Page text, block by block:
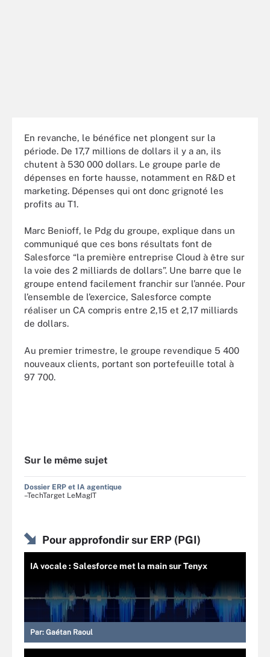
En revanche, le bénéfice net plongent sur la
période. De 17,7 millions de dollars il y a an, ils
chutent à 530 000 dollars. Le groupe parle de
dépenses en forte hausse, notamment en R&D et
marketing. Dépenses qui ont donc grignoté les
profits au T1.
Marc Benioff, le Pdg du groupe, explique dans un
communiqué que ces bons résultats font de
Salesforce “la première entreprise Cloud à être sur
la voie des 2 milliards de dollars”. Une barre que le
groupe entend facilement franchir sur l’année. Pour
l’ensemble de l’exercice, Salesforce compte
réaliser un CA compris entre 2,15 et 2,17 milliards
de dollars.
Au premier trimestre, le groupe revendique 5 400
nouveaux clients, portant son portefeuille total à
97 700.
Sur le même sujet
Dossier ERP et IA agentique
–TechTarget LeMagIT
Pour approfondir sur ERP (PGI)
IA vocale : Salesforce met la main sur Tenyx
Par: Gaétan Raoul